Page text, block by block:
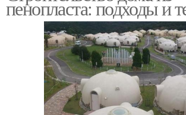
пенопласта: подходы и